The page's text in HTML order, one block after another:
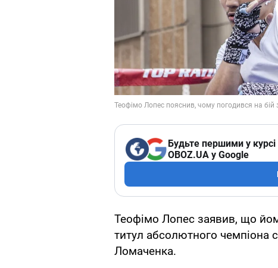
Будьте першими у
OBOZ.UA у Google
Теофімо Лопес заявив, що
титул абсолютного чемпіона
Ломаченка.